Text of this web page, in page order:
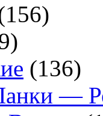
(136)
—